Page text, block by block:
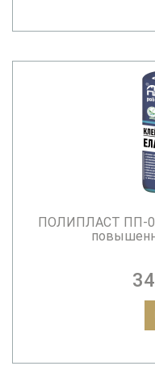
ПОЛИПЛАСТ ПП-